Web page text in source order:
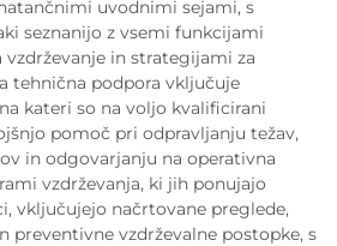
uvodnimi sejami, s
seznanijo z vsemi funkcijami
vzdrževanje in strategijami za
tehnična podpora vključuje
kateri so na voljo kvalificirani
pomoč pri odpravljanju težav,
in odgovarjanju na operativna
vzdrževanja, ki jih ponujajo
vključujejo načrtovane preglede,
preventivne vzdrževalne postopke, s